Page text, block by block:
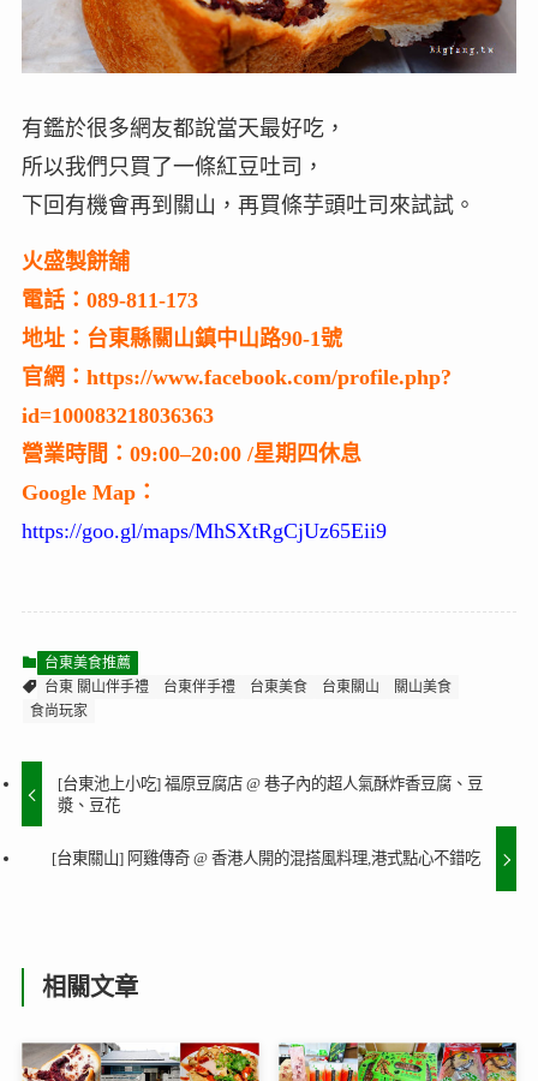
有鑑於很多網友都說當天最好吃，
所以我們只買了一條紅豆吐司，
下回有機會再到關山，再買條芋頭吐司來試試。
火盛製餅舖
電話：089-811-173
地址：台東縣關山鎮中山路90-1號
官網：https://www.facebook.com/profile.php?
id=100083218036363
營業時間：09:00–20:00 /星期四休息
Google Map：
https://goo.gl/maps/MhSXtRgCjUz65Eii9
台東美食推薦
台東 關山伴手禮
台東伴手禮 台東美食 台東關山
關山美食
食尚玩家
[台東池上小吃] 福原豆腐店 @ 巷子內的超人氣酥炸香豆腐、豆
漿、豆花
[台東關山] 阿雞傳奇 @ 香港人開的混搭風料理,港式點心不錯吃
相關文章